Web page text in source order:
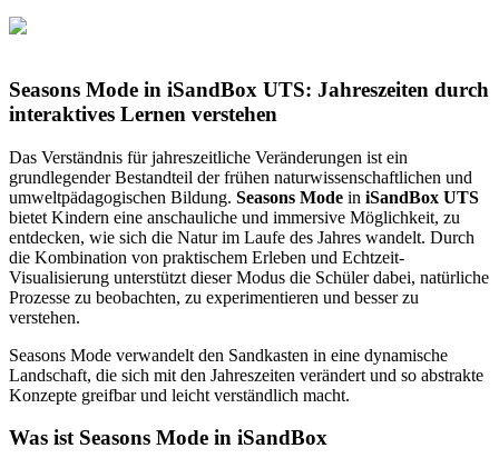
Seasons Mode in iSandBox UTS: Jahreszeiten durch
interaktives Lernen verstehen
Das Verständnis für jahreszeitliche Veränderungen ist ein
grundlegender Bestandteil der frühen naturwissenschaftlichen und
umweltpädagogischen Bildung. Seasons Mode in iSandBox UTS
bietet Kindern eine anschauliche und immersive Möglichkeit, zu
entdecken, wie sich die Natur im Laufe des Jahres wandelt. Durch
die Kombination von praktischem Erleben und Echtzeit-
Visualisierung unterstützt dieser Modus die Schüler dabei, natürliche
Prozesse zu beobachten, zu experimentieren und besser zu
verstehen.
Seasons Mode verwandelt den Sandkasten in eine dynamische
Landschaft, die sich mit den Jahreszeiten verändert und so abstrakte
Konzepte greifbar und leicht verständlich macht.
Was ist Seasons Mode in iSandBox